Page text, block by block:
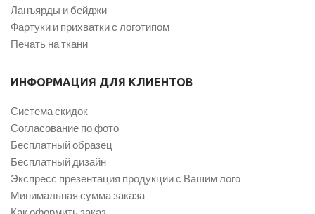
Ланъярды и бейджи
Фартуки и прихватки с логотипом
Печать на ткани
ИНФОРМАЦИЯ ДЛЯ КЛИЕНТОВ
Система скидок
Согласование по фото
Бесплатный образец
Бесплатный дизайн
Экспресс презентация продукции с Вашим лого
Минимальная сумма заказа